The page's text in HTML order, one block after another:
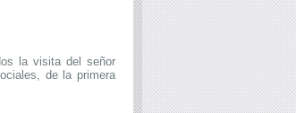
la visita del señor
de la primera